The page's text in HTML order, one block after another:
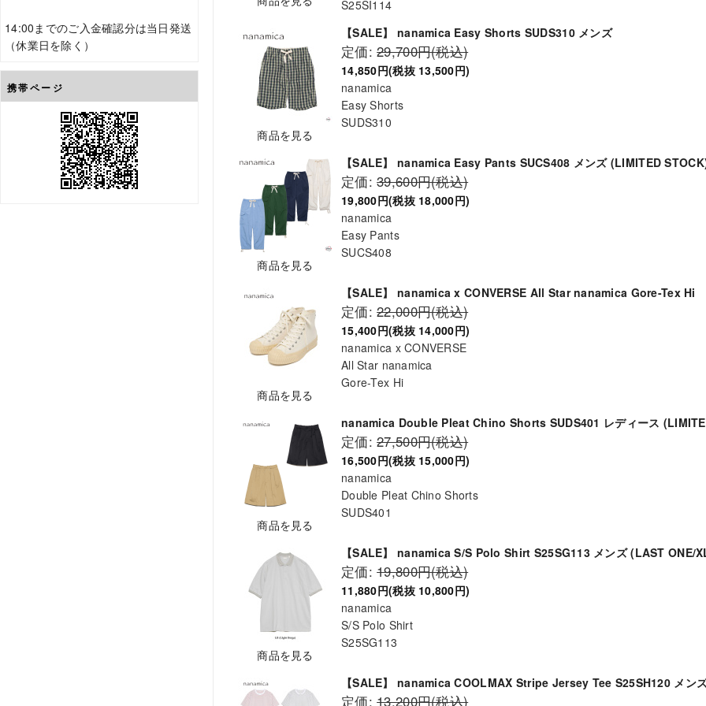
14:00までのご入金確認分は当日発送
（休業日を除く）
携帯ページ
S25SI114
商品を見る
【SALE】 nanamica Easy Shorts SUDS310 メンズ
定価:29,700円(税込)
14,850円(税抜 13,500円)
nanamica
Easy Shorts
SUDS310
商品を見る
【SALE】 nanamica Easy Pants SUCS408 メンズ (LIMITED
定価:39,600円(税込)
19,800円(税抜 18,000円)
nanamica
Easy Pants
SUCS408
商品を見る
【SALE】 nanamica x CONVERSE All Star nanamica Gore-Tex Hi
定価:22,000円(税込)
15,400円(税抜 14,000円)
nanamica x CONVERSE
All Star nanamica
Gore-Tex Hi
商品を見る
nanamica Double Pleat Chino Shorts SUDS401 レディース
定価:27,500円(税込)
16,500円(税抜 15,000円)
nanamica
Double Pleat Chino Shorts
SUDS401
商品を見る
【SALE】 nanamica S/S Polo Shirt S25SG113 メンズ (LAST ONE/
定価:19,800円(税込)
11,880円(税抜 10,800円)
nanamica
S/S Polo Shirt
S25SG113
【SALE】 nanamica COOLMAX Stripe Jersey Tee S25SH120 メン
定価:13,200円(税込)